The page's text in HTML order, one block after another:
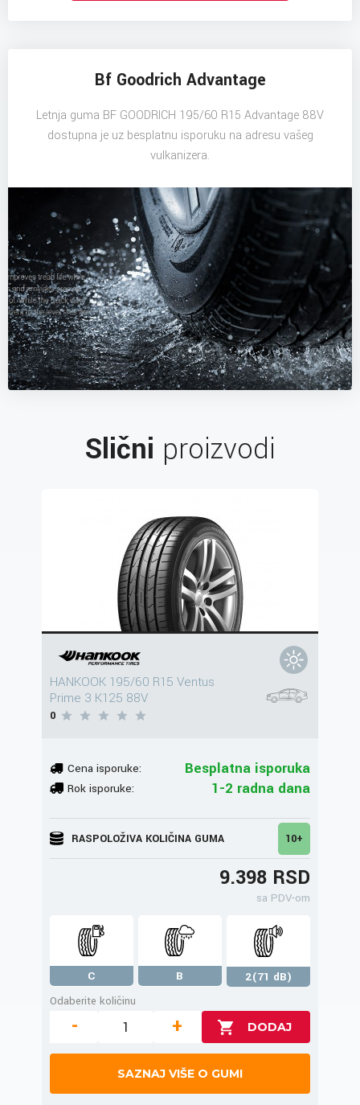
Bf Goodrich Advantage
Letnja guma BF GOODRICH 195/60 R15 Advantage 88V
dostupna je uz besplatnu isporuku na adresu vašeg
vulkanizera.
Slični proizvodi
HANKOOK 195/60 R15 Ventus
Prime 3 K125 88V
0
Cena isporuke: Besplatna isporuka
Rok isporuke: 1-2 radna dana
RASPOLOŽIVA KOLIČINA GUMA 10+
9.398 RSD
sa PDV-om
C B
2(71 dB)
Odaberite količinu
- +
SAZNAJ VIŠE O GUMI